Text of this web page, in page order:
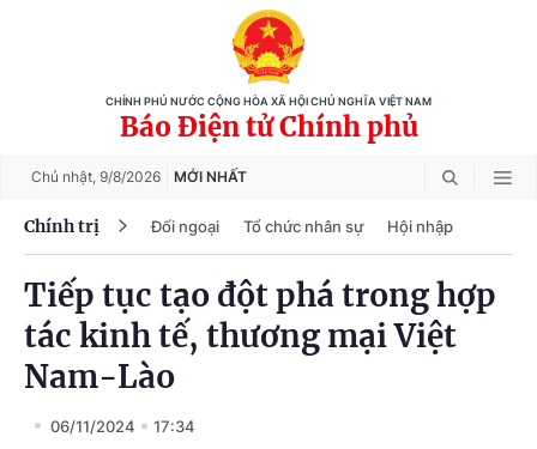
CHÍNH PHỦ NƯỚC CỘNG HÒA XÃ HỘI CHỦ NGHĨA VIỆT NAM
Báo Điện tử Chính phủ
Chủ nhật, 9/8/2026 MỚI NHẤT
Chính trị Đối ngoại Tổ chức nhân sự Hội nhập
Tiếp tục tạo đột phá trong hợp
tác kinh tế, thương mại Việt
Nam-Lào
06/11/2024 17:34